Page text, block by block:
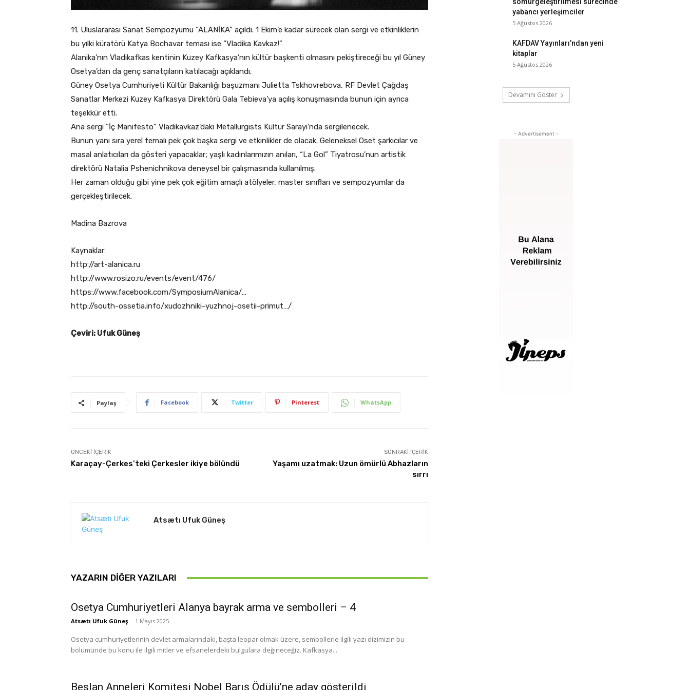
11. Uluslararası Sanat Sempozyumu “ALANİKA” açıldı. 1 Ekim’e kadar sürecek olan sergi ve etkinliklerin
bu yılki küratörü Katya Bochavar teması ise “Vladika Kavkaz!”
Alanika’nın Vladikafkas kentinin Kuzey Kafkasya’nın kültür başkenti olmasını pekiştireceği bu yıl Güney
Osetya’dan da genç sanatçıların katılacağı açıklandı.
Güney Osetya Cumhuriyeti Kültür Bakanlığı başuzmanı Julietta Tskhovrebova, RF Devlet Çağdaş
Sanatlar Merkezi Kuzey Kafkasya Direktörü Gala Tebieva’ya açılış konuşmasında bunun için ayrıca
teşekkür etti.
Ana sergi “İç Manifesto” Vladikavkaz’daki Metallurgists Kültür Sarayı’nda sergilenecek.
Bunun yanı sıra yerel temalı pek çok başka sergi ve etkinlikler de olacak. Geleneksel Oset şarkıcılar ve
masal anlatıcıları da gösteri yapacaklar; yaşlı kadınlarımızın anıları, “La Gol” Tiyatrosu’nun artistik
direktörü Natalia Pshenichnikova deneysel bir çalışmasında kullanılmış.
Her zaman olduğu gibi yine pek çok eğitim amaçlı atölyeler, master sınıfları ve sempozyumlar da
gerçekleştirilecek.
Madina Bazrova
Kaynaklar:
http://art-alanica.ru
http://www.rosizo.ru/events/event/476/
https://www.facebook.com/SymposiumAlanica/…
http://south-ossetia.info/xudozhniki-yuzhnoj-osetii-primut…/
Çeviri: Ufuk Güneş
Paylaş Facebook Twitter Pinterest WhatsApp
ÖNCEKI İÇERIK
Karaçay-Çerkes’teki Çerkesler ikiye bölündü
SONRAKI İÇERIK
Yaşamı uzatmak: Uzun ömürlü Abhazların
sırrı
Atsætı Ufuk Güneş
YAZARIN DIĞER YAZILARI
Osetya Cumhuriyetleri Alanya bayrak arma ve sembolleri – 4
Atsætı Ufuk Güneş - 1 Mayıs 2025
Osetya cumhuriyetlerinin devlet armalarındaki, başta leopar olmak üzere, sembollerle ilgili yazı dizimizin bu
bölümünde bu konu ile ilgili mitler ve efsanelerdeki bulgulara değineceğiz. Kafkasya...
Beslan Anneleri Komitesi Nobel Barış Ödülü’ne aday gösterildi
yabancı yerleşimciler
5 Ağustos 2026
KAFDAV Yayınları’ndan yeni
kitaplar
5 Ağustos 2026
Devamını Göster
- Advertisement -